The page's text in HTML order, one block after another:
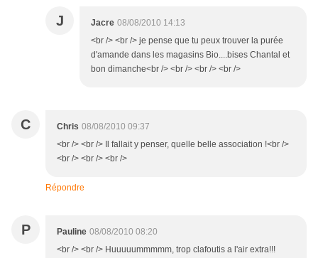
J Jacre 08/08/2010 14:13
<br /> <br /> je pense que tu peux trouver la purée
d'amande dans les magasins Bio....bises Chantal et
bon dimanche<br /> <br /> <br /> <br />
C Chris 08/08/2010 09:37
<br /> <br /> Il fallait y penser, quelle belle association !<br />
<br /> <br /> <br />
Répondre
P Pauline 08/08/2010 08:20
<br /> <br /> Huuuuummmmm, trop clafoutis a l'air extra!!!